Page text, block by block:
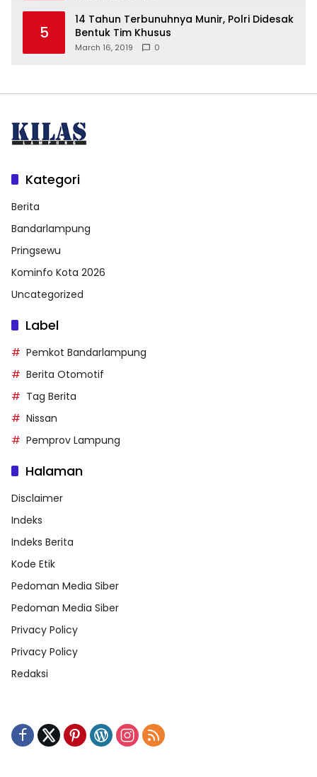
5
14 Tahun Terbunuhnya Munir, Polri Didesak
Bentuk Tim Khusus
March 16, 2019 0
Kategori
Berita
Bandarlampung
Pringsewu
Kominfo Kota 2026
Uncategorized
Label
Pemkot Bandarlampung
Berita Otomotif
Tag Berita
Nissan
Pemprov Lampung
Halaman
Disclaimer
Indeks
Indeks Berita
Kode Etik
Pedoman Media Siber
Pedoman Media Siber
Privacy Policy
Privacy Policy
Redaksi